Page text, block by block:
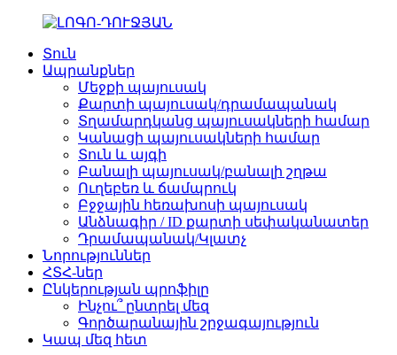
Տուն
Ապրանքներ
Մեջքի պայուսակ
Քարտի պայուսակ/դրամապանակ
Տղամարդկանց պայուսակների համար
Կանացի պայուսակների համար
Տուն և այգի
Բանալի պայուսակ/բանալի շղթա
Ուղեբեռ և ճամպրուկ
Բջջային հեռախոսի պայուսակ
Անձնագիր / ID քարտի սեփականատեր
Դրամապանակ/Կլատչ
Նորություններ
ՀՏՀ-ներ
Ընկերության պրոֆիլը
Ինչու՞ ընտրել մեզ
Գործարանային շրջագայություն
Կապ մեզ հետ